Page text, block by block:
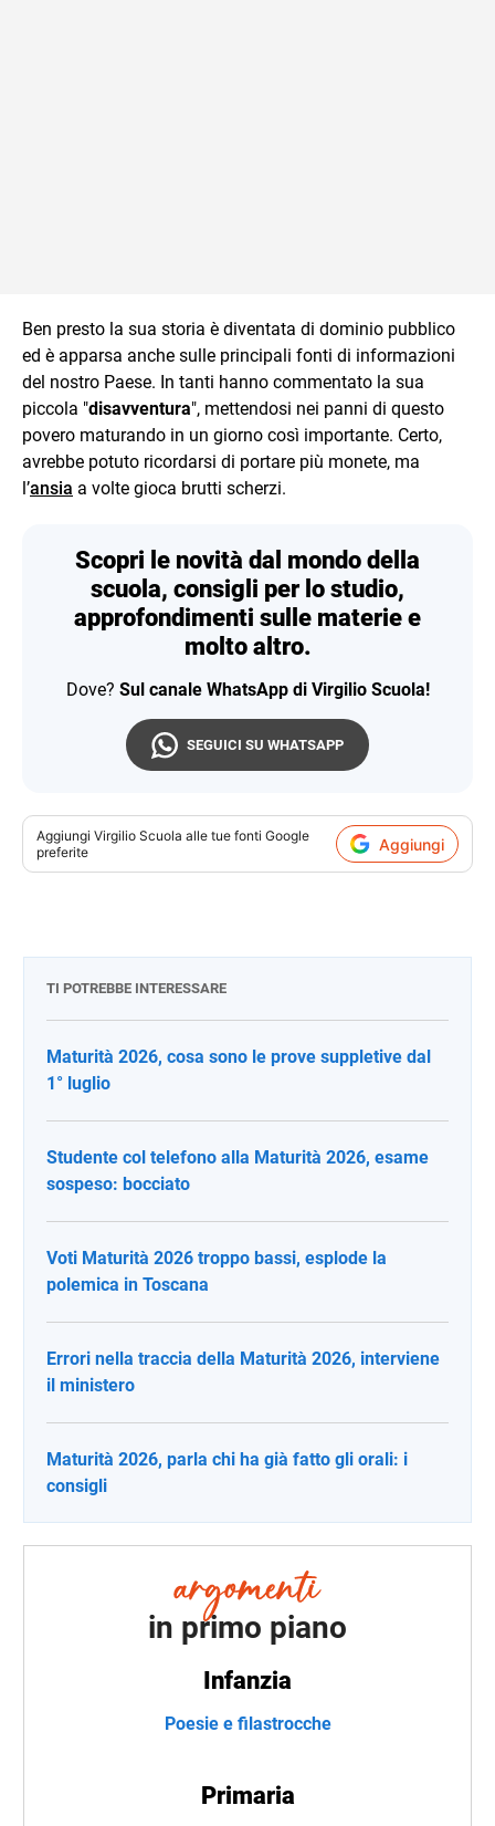
Ben presto la sua storia è diventata di dominio pubblico
ed è apparsa anche sulle principali fonti di informazioni
del nostro Paese. In tanti hanno commentato la sua
piccola "disavventura", mettendosi nei panni di questo
povero maturando in un giorno così importante. Certo,
avrebbe potuto ricordarsi di portare più monete, ma
l’ansia a volte gioca brutti scherzi.
Scopri le novità dal mondo della
scuola, consigli per lo studio,
approfondimenti sulle materie e
molto altro.
Dove? Sul canale WhatsApp di Virgilio Scuola!
SEGUICI SU WHATSAPP
Aggiungi Virgilio Scuola alle tue fonti Google
preferite
Aggiungi
TI POTREBBE INTERESSARE
Maturità 2026, cosa sono le prove suppletive dal
1° luglio
Studente col telefono alla Maturità 2026, esame
sospeso: bocciato
Voti Maturità 2026 troppo bassi, esplode la
polemica in Toscana
Errori nella traccia della Maturità 2026, interviene
il ministero
Maturità 2026, parla chi ha già fatto gli orali: i
consigli
in primo piano
Infanzia
Poesie e filastrocche
Primaria